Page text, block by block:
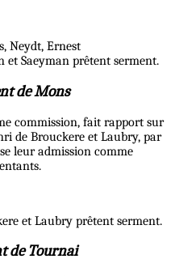
Neydt, Ernest
et Saeyman prêtent serment.
de Mons
commission, fait rapport sur
de Brouckere et Laubry, par
leur admission comme
et Laubry prêtent serment.
de Tournai